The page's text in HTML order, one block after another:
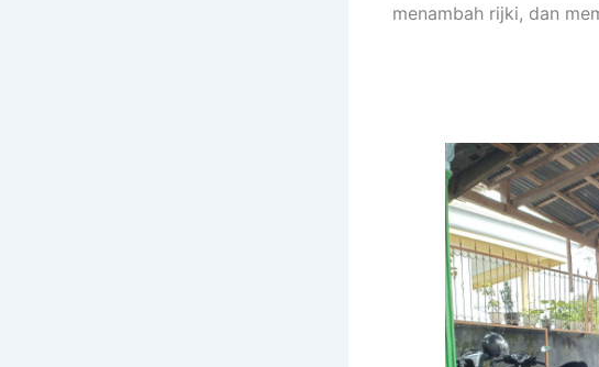
menambah rijki, dan